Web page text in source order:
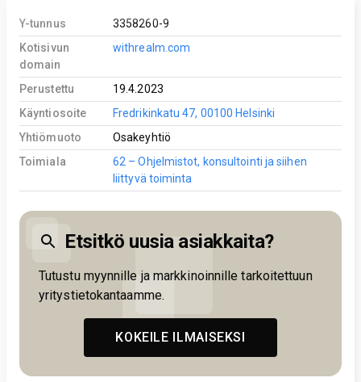
Y-tunnus
3358260-9
Kotisivun
domain
withrealm.com
Perustettu
19.4.2023
Käyntiosoite
Fredrikinkatu 47, 00100 Helsinki
Yhtiömuoto
Osakeyhtiö
Toimiala
62 – Ohjelmistot, konsultointi ja siihen
liittyvä toiminta
Etsitkö uusia asiakkaita?
Tutustu myynnille ja markkinoinnille tarkoitettuun
yritystietokantaamme.
KOKEILE ILMAISEKSI